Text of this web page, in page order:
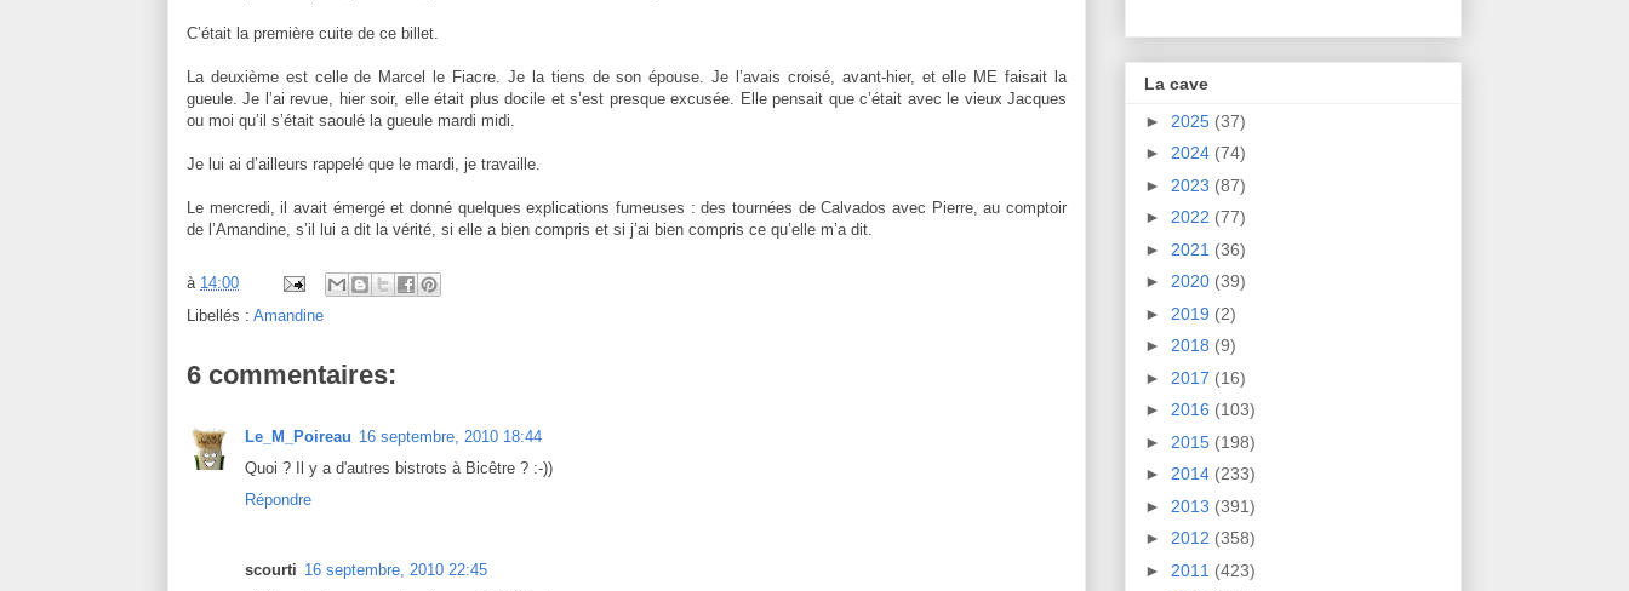
C’était la première cuite de ce billet.
La deuxième est celle de Marcel le Fiacre. Je la tiens de son épouse. Je l’avais croisé, avant-hier, et elle ME faisait la
gueule. Je l’ai revue, hier soir, elle était plus docile et s’est presque excusée. Elle pensait que c’était avec le vieux Jacques
ou moi qu’il s’était saoulé la gueule mardi midi.
Je lui ai d’ailleurs rappelé que le mardi, je travaille.
Le mercredi, il avait émergé et donné quelques explications fumeuses : des tournées de Calvados avec Pierre, au comptoir
de l’Amandine, s’il lui a dit la vérité, si elle a bien compris et si j’ai bien compris ce qu’elle m’a dit.
à 14:00
Libellés : Amandine
6 commentaires:
Le_M_Poireau 16 septembre, 2010 18:44
Quoi ? Il y a d'autres bistrots à Bicêtre ? :-))
Répondre
scourti 16 septembre, 2010 22:45
La cave
► 2025 (37)
► 2024 (74)
► 2023 (87)
► 2022 (77)
► 2021 (36)
► 2020 (39)
► 2019 (2)
► 2018 (9)
► 2017 (16)
► 2016 (103)
► 2015 (198)
► 2014 (233)
► 2013 (391)
► 2012 (358)
► 2011 (423)